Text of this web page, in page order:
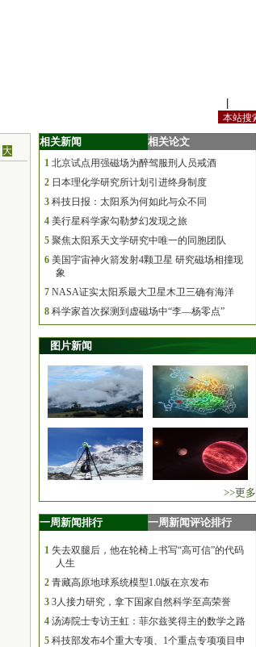
大
相关新闻 相关论文
1 北京试点用强磁场为醉驾服刑人员戒酒
2 日本理化学研究所计划引进终身制度
3 科技日报：太阳系为何如此与众不同
4 美行星科学家勾勒梦幻发现之旅
5 聚焦太阳系天文学研究中唯一的同胞团队
6 美国宇宙神火箭发射4颗卫星 研究磁场相撞现
象
7 NASA证实太阳系最大卫星木卫三确有海洋
8 科学家首次探测到虚磁场中“李—杨零点”
图片新闻
>>更多
一周新闻排行 一周新闻评论排行
1 失去双腿后，他在轮椅上书写“高可信”的代码
人生
2 青藏高原地球系统模型1.0版在京发布
3 3人接力研究，拿下国家自然科学至高荣誉
4 汤涛院士专访王虹：菲尔兹奖得主的数学之路
5 科技部发布4个重大专项、1个重点专项项目申